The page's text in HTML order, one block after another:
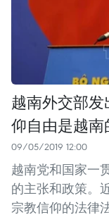
越南外交部
仰自由是越
09/05/2019 12:00
越南党和国家一
的主张和政策。
宗教信仰的法律